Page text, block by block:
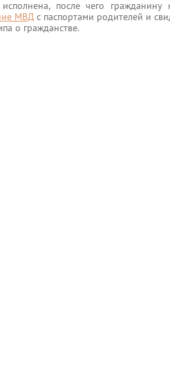
после чего гражданину
МВД с паспортами родителей и
о гражданстве.